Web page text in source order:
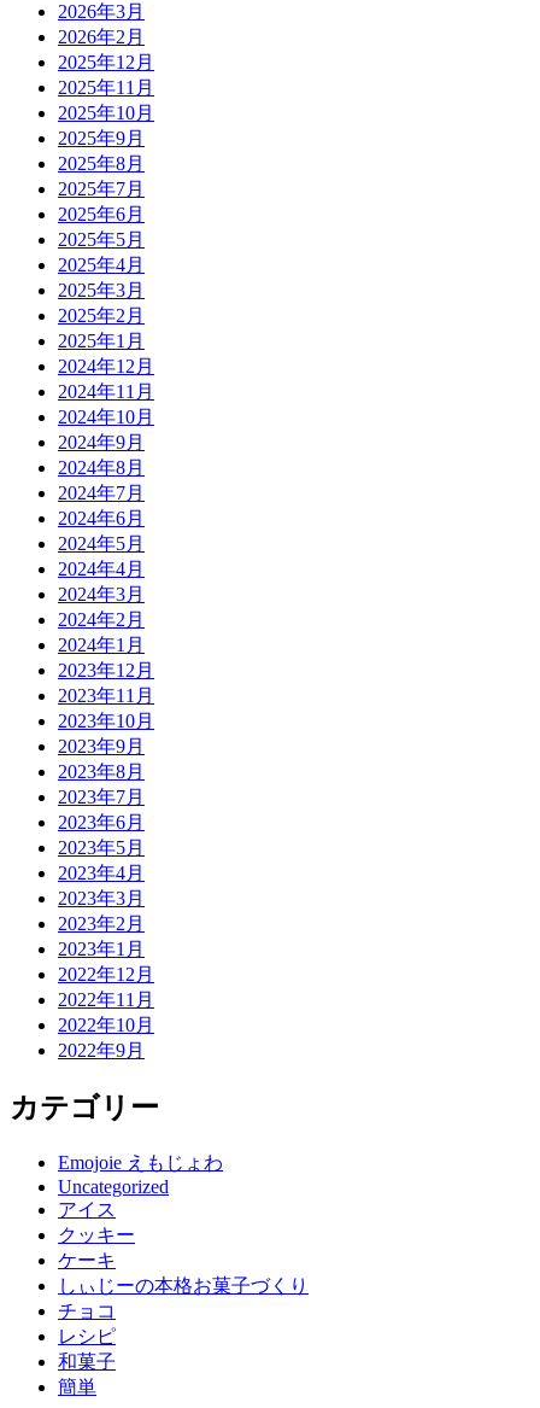
2026年3月
2026年2月
2025年12月
2025年11月
2025年10月
2025年9月
2025年8月
2025年7月
2025年6月
2025年5月
2025年4月
2025年3月
2025年2月
2025年1月
2024年12月
2024年11月
2024年10月
2024年9月
2024年8月
2024年7月
2024年6月
2024年5月
2024年4月
2024年3月
2024年2月
2024年1月
2023年12月
2023年11月
2023年10月
2023年9月
2023年8月
2023年7月
2023年6月
2023年5月
2023年4月
2023年3月
2023年2月
2023年1月
2022年12月
2022年11月
2022年10月
2022年9月
カテゴリー
Emojoie えもじょわ
Uncategorized
アイス
クッキー
ケーキ
しぃじーの本格お菓子づくり
チョコ
レシピ
和菓子
簡単